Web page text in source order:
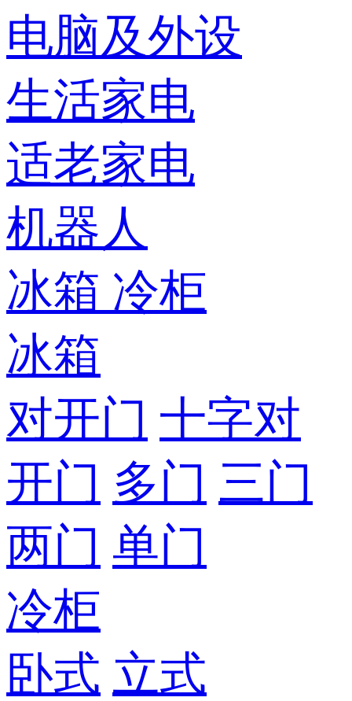
电脑及外设
生活家电
适老家电
机器人
冰箱 冷柜
冰箱
对开门 十字对
开门 多门 三门
两门 单门
冷柜
卧式 立式